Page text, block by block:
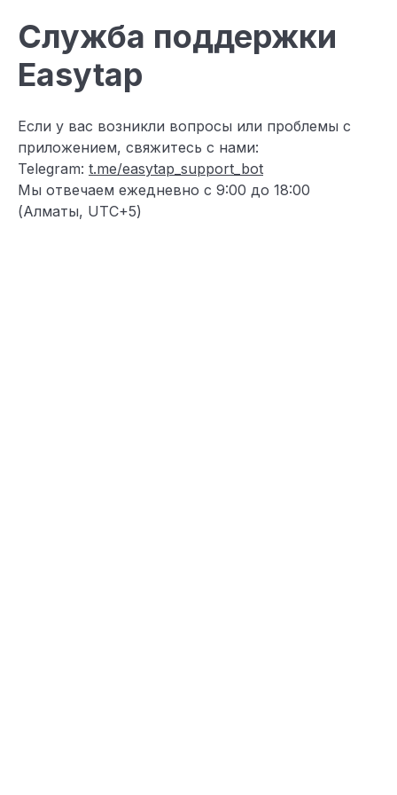
Служба поддержки
Easytap
Если у вас возникли вопросы или проблемы с
приложением, свяжитесь с нами:
Telegram: t.me/easytap_support_bot
Мы отвечаем ежедневно с 9:00 до 18:00
(Алматы, UTC+5)